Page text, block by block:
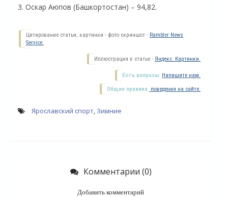
3. Оскар Аюпов (Башкортостан) – 94,82.
Цитирование статьи, картинки - фото скриншот - Rambler News
Service.
Иллюстрация к статье - Яндекс. Картинки.
Есть вопросы. Напишите нам.
Общие правила поведения на сайте.
Ярославский спорт, Зимние
Комментарии (0)
Добавить комментарий